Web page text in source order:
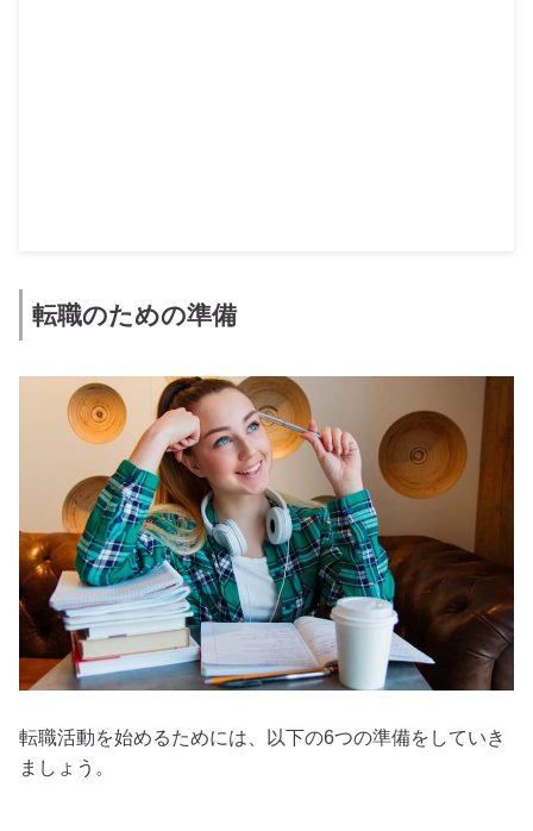
転職のための準備
転職活動を始めるためには、以下の6つの準備をしていき
ましょう。